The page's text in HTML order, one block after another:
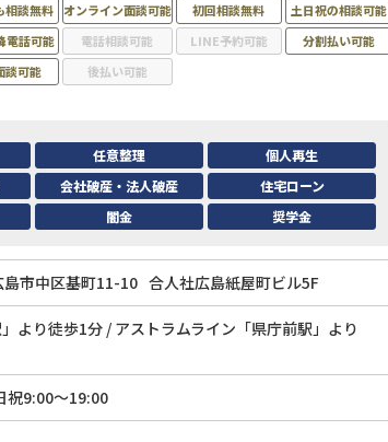
相談無料 オンライン面談可能 初回相談無料
土日祝の相談可能
電話可能
電話相談可能 LINE予約可能
分割払い可能
談可能
後払い可能
任意整理
個人再生
会社破産・法人破産
住宅ローン
闇金 奨学金
島市中区基町11-10 合人社広島紙屋町ビル5F
より徒歩1分 / アストラムライン「県庁前駅」より
祝9:00～19:00